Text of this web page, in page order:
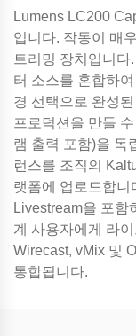
Lumens LC200
입니다. 작동이 매
트리밍 장치입니
터 소스를 혼합하
경 선택으로 완성
프로덕션을 만들
램 출력 포함)을 독
런스를 조직의
랫폼에 업로드합니
Livestream을 포함
계 사용자에게 라
Wirecast, vMix 및
통합됩니다.